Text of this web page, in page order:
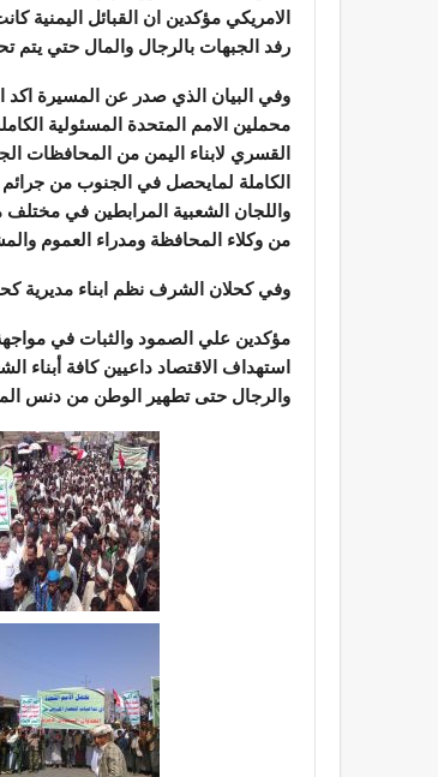
الامريكي مؤكدين ان القبائل اليمنية
رفد الجبهات بالرجال والمال حتي يتم
وفي البيان الذي صدر عن المسيرة اكد
محملين الامم المتحدة المسئولية
القسري لابناء اليمن من المحافظات
الكاملة لمايحصل في الجنوب من
واللجان الشعبية المرابطين في
من وكلاء المحافظة ومدراء العموم
وفي كحلان الشرف نظم ابناء مديرية
مؤكدين علي الصمود والثبات في
استهداف الاقتصاد داعيين كافة
والرجال حتى تطهير الوطن من دنس